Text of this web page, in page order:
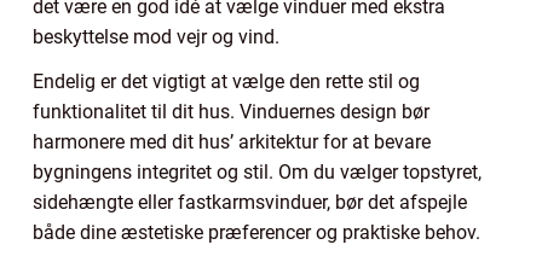
det være en god idé at vælge vinduer med ekstra
beskyttelse mod vejr og vind.
Endelig er det vigtigt at vælge den rette stil og
funktionalitet til dit hus. Vinduernes design bør
harmonere med dit hus’ arkitektur for at bevare
bygningens integritet og stil. Om du vælger topstyret,
sidehængte eller fastkarmsvinduer, bør det afspejle
både dine æstetiske præferencer og praktiske behov.